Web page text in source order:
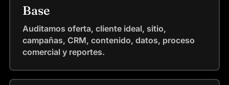
Base
Auditamos oferta, cliente ideal, sitio,
campañas, CRM, contenido, datos, proceso
comercial y reportes.